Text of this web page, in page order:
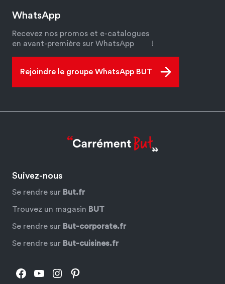
WhatsApp
Recevez nos promos et e-catalogues
en avant-première sur WhatsApp
!
Rejoindre le groupe WhatsApp BUT
Suivez-nous
Se rendre sur But.fr
Trouvez un magasin BUT
Se rendre sur But-corporate.fr
Se rendre sur But-cuisines.fr
Facebook
YouTube
Instagram
Pinterest